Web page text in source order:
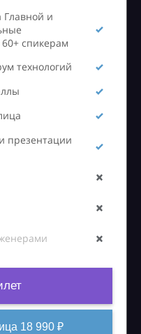
и
спикерам
технологий
презентации
18 990 ₽